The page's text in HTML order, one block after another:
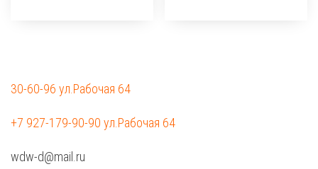
30-60-96 ул.Рабочая 64
+7 927-179-90-90 ул.Рабочая 64
wdw-d@mail.ru